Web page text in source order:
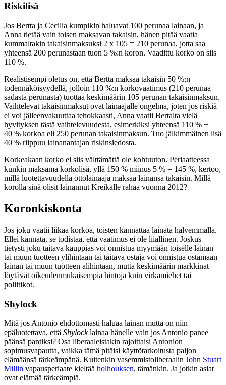
Riskilisä
Jos Bertta ja Cecilia kumpikin haluavat 100 perunaa lainaan, ja
Anna tietää vain toisen maksavan takaisin, hänen pitää vaatia
kummaltakin takaisinmaksuksi 2 x 105 = 210 perunaa, jotta saa
yhteensä 200 perunastaan tuon 5 %:n koron. Vaadittu korko on siis
110 %.
Realistisempi oletus on, että Bertta maksaa takaisin 50 %:n
todennäköisyydellä, jolloin 110 %:n korkovaatimus (210 perunaa
sadasta perunasta) tuottaa keskimäärin 105 perunan takaisinmaksun.
Vaihtelevat takaisinmaksut ovat lainaajalle ongelma, joten jos riskiä
ei voi jälleenvakuuttaa tehokkaasti, Anna vaatii Bertalta vielä
hyvityksen tästä vaihtelevuudesta, esimerkiksi yhteensä 110 % +
40 % korkoa eli 250 perunan takaisinmaksun. Tuo jälkimmäinen lisä
40 % riippuu lainanantajan riskinsiedosta.
Korkeakaan korko ei siis välttämättä ole kohtuuton. Periaatteessa
kunkin maksama korkolisä, yllä 150 % miinus 5 % = 145 %, kertoo,
millä luotettavuudella ottolainaaja maksaa lainansa takaisin. Millä
korolla sinä olisit lainannut Kreikalle rahaa vuonna 2012?
Koronkiskonta
Jos joku vaatii liikaa korkoa, toisten kannattaa lainata halvemmalla.
Ellei kannata, se todistaa, että vaatimus ei ole liiallinen. Joskus
tietysti joku taitava kauppias voi onnistua myymään toiselle lainan
tai muun tuotteen ylihintaan tai taitava ostaja voi onnistua ostamaan
lainan tai muun tuotteen alihintaan, mutta keskimäärin markkinat
löytävät oikeudenmukaisempia hintoja kuin virkamiehet tai
poliitikot.
Shylock
Mitä jos Antonio ehdottomasti haluaa lainan mutta on niin
epäluotettava, että Shylocklainaa hänelle vain jos Antonio panee
päänsä pantiksi? Osa liberaaleistakin rajoittaisi Antonion
sopimusvapautta, vaikka tämä pitäisi käyttötarkoitusta paljon
elämäänsä tärkeämpänä. Kuitenkin vasemmistoliberaalin John Stuart
Millin vapausperiaate kieltää holhouksen, tämänkin. Ja jotkin asiat
ovat elämää tärkeämpiä.